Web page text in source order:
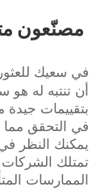
مصنّعون
في سعيك
أن تنتبه له
بتقييمات
في التحقق مما
يمكنك النظر
تمتلك
الممارسات